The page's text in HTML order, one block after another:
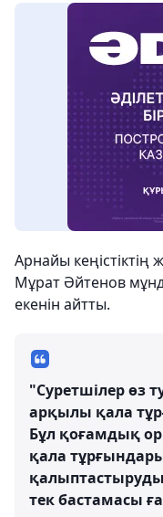
Арнайы
Мұрат Әйтенов
екенін айтты.
"Суретшілер өз
арқылы қала
Бұл қоғамдық
қала
тек бастамасы